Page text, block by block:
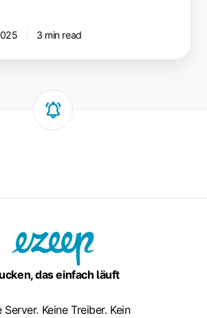
3 min read
das einfach läuft
Server. Keine Treiber. Kein